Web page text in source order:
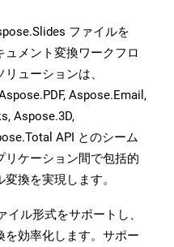
ファイルを
メント変換ワークフロ
ューションは、
Aspose.Email,
Aspose.3D,
API とのシーム
リケーション間で包括的
換を実現します。
ル形式をサポートし、
を効率化します。サポー